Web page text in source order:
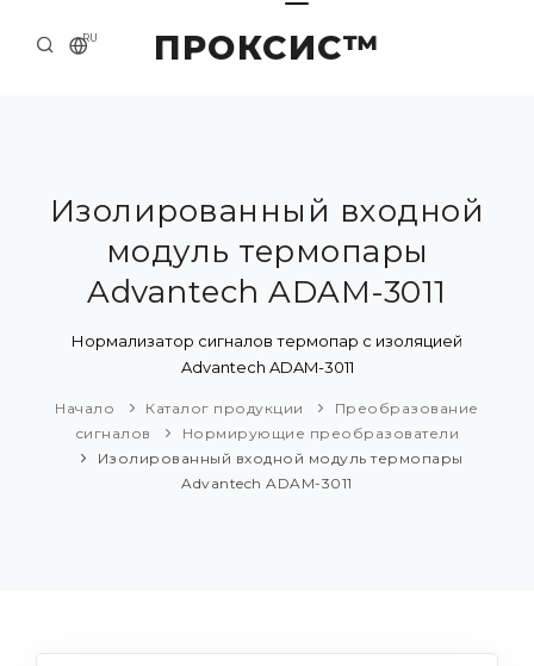
ПРОКСИС™
RU
О КОМПАНИИ
ПРИМЕРЫ И РЕШЕНИЯ
КАТАЛОГ ПРОДУКЦИИ
ПРЕСС-ЦЕНТР
Изолированный входной
модуль термопары
Advantech ADAM-3011
Нормализатор сигналов термопар с изоляцией
Advantech ADAM-3011
Начало Каталог продукции
Преобразование
сигналов
Нормирующие преобразователи
Изолированный входной модуль термопары
Advantech ADAM-3011